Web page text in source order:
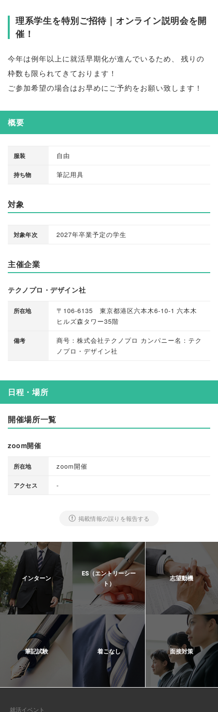
理系学生を特別ご招待｜オンライン説明会を開
催！
今年は例年以上に就活早期化が進んでいるため
残りの
枠数も限られてきております！
ご参加希望の場合はお早めにご予約をお願い致します！
概要
服装 自由
持ち物 筆記用具
対象
対象年次 2027年卒業予定の学生
主催企業
テクノプロ・デザイン社
所在地
〒106-6135 東京都港区六本木6-10-1 六本木
ヒルズ森タワー35階
備考
商号：株式会社テクノプロ カンパニー名：テク
ノプロ・デザイン社
日程・場所
開催場所一覧
zoom開催
所在地 zoom開催
アクセス -
掲載情報の誤りを報告する
インターン
ES（エントリーシー
ト）
志望動機
筆記試験 着こなし 面接対策
就活イベント